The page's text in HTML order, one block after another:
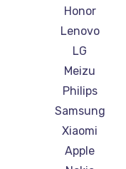
Ремонт смартфонов
Ремонт смартфонов
Ремонт смартфонов
Ремонт смартфонов
Ремонт смартфонов
Ремонт смартфонов
Ремонт смартфонов
Ремонт смартфонов
Honor
Lenovo
LG
Meizu
Philips
Samsung
Xiaomi
Apple